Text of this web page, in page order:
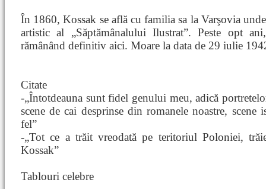
În 1860, Kossak se află cu familia sa la Varşovia
artistic al „Săptămânalului Ilustrat”. Peste opt
rămânând definitiv aici. Moare la data de 29 iulie
Citate
-„Întotdeauna sunt fidel genului meu, adică
scene de cai desprinse din romanele noastre, scene
fel”
-„Tot ce a trăit vreodată pe teritoriul Poloniei,
Kossak”
Tablouri celebre